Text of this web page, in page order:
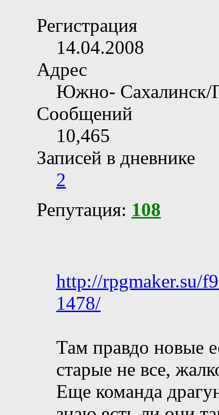
Регистрация
14.04.2008
Адрес
Южно- Сахалинск/
Сообщений
10,465
Записей в дневнике
2
Репутация: 108
http://rpgmaker.su/
1478/
Там правдо новые
старые не все,
Еще команда